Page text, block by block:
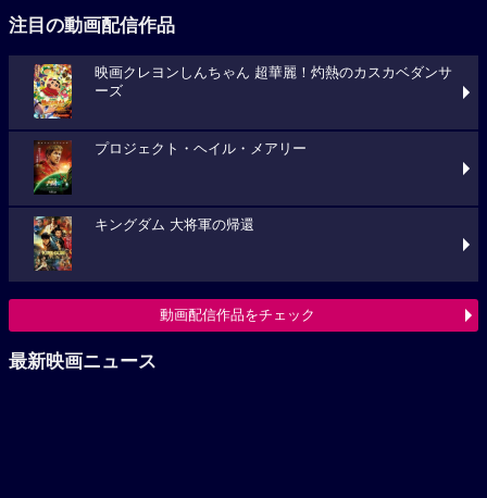
注目の動画配信作品
映画クレヨンしんちゃん 超華麗！灼熱のカスカベダンサ
ーズ
プロジェクト・ヘイル・メアリー
キングダム 大将軍の帰還
動画配信作品をチェック
最新映画ニュース